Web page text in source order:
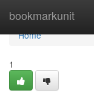
bookmarkunit
Home
Home
1